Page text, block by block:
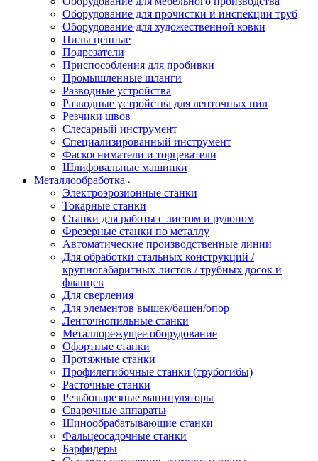
Оборудование для прочистки и инспекции труб
Оборудование для художественной ковки
Пилы цепные
Подрезатели
Приспособления для пробивки
Промышленные шланги
Разводные устройства
Разводные устройства для ленточных пил
Резчики швов
Слесарный инструмент
Специализированный инструмент
Фаскосниматели и торцеватели
Шлифовальные машинки
Металлообработка
Электроэрозионные станки
Токарные станки
Станки для работы с листом и рулоном
Фрезерные станки по металлу
Автоматические производственные линии
Для обработки стальных конструкций /
крупногабаритных листов / трубных досок и
фланцев
Для сверления
Для элементов вышек/башен/опор
Ленточнопильные станки
Металлорежущее оборудование
Офортные станки
Протяжные станки
Профилегибочные станки (трубогибы)
Расточные станки
Резьбонарезные манипуляторы
Сварочные аппараты
Шинообрабатывающие станки
Фальцеосадочные станки
Барфидеры